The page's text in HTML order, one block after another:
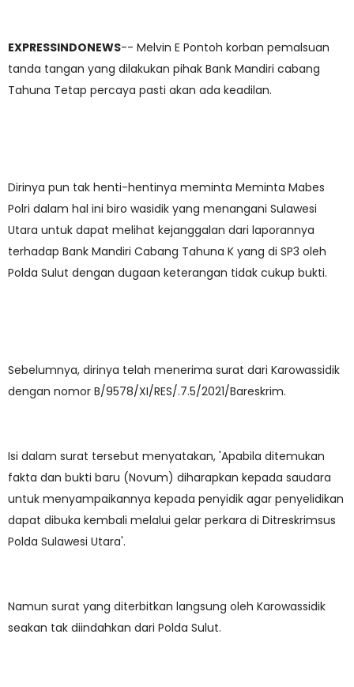
EXPRESSINDONEWS-- Melvin E Pontoh korban pemalsuan
tanda tangan yang dilakukan pihak Bank Mandiri cabang
Tahuna Tetap percaya pasti akan ada keadilan.
Dirinya pun tak henti-hentinya meminta Meminta Mabes
Polri dalam hal ini biro wasidik yang menangani Sulawesi
Utara untuk dapat melihat kejanggalan dari laporannya
terhadap Bank Mandiri Cabang Tahuna K yang di SP3 oleh
Polda Sulut dengan dugaan keterangan tidak cukup bukti.
Sebelumnya, dirinya telah menerima surat dari Karowassidik
dengan nomor B/9578/XI/RES/.7.5/2021/Bareskrim.
Isi dalam surat tersebut menyatakan, 'Apabila ditemukan
fakta dan bukti baru (Novum) diharapkan kepada saudara
untuk menyampaikannya kepada penyidik agar penyelidikan
dapat dibuka kembali melalui gelar perkara di Ditreskrimsus
Polda Sulawesi Utara'.
Namun surat yang diterbitkan langsung oleh Karowassidik
seakan tak diindahkan dari Polda Sulut.